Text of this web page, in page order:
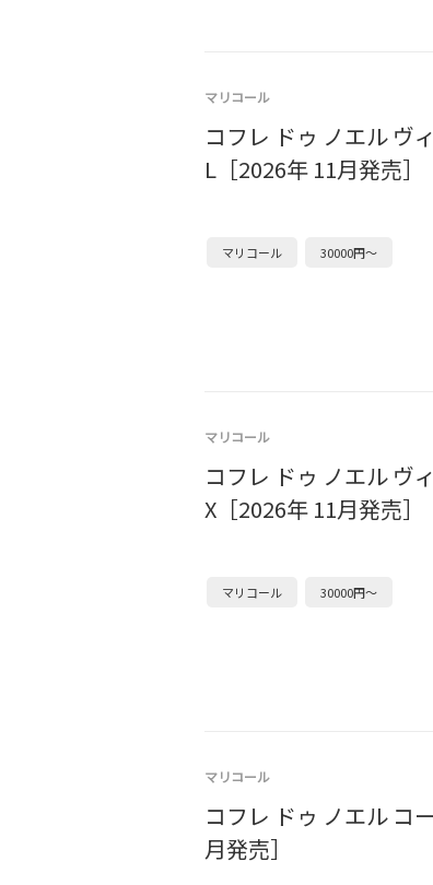
マリコール
コフレ ドゥ ノエル ヴ
L［2026年 11月発売］
マリコール 30000円～
マリコール
コフレ ドゥ ノエル ヴ
X［2026年 11月発売］
マリコール 30000円～
マリコール
コフレ ドゥ ノエル コ
月発売］